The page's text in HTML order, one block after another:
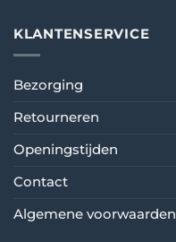
KLANTENSERVICE
Bezorging
Retourneren
Openingstijden
Contact
Algemene voorwaarden